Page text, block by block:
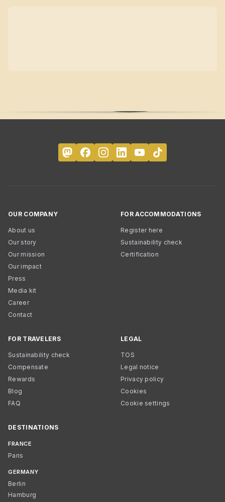
OUR COMPANY
About us
Our story
Our mission
Our impact
Press
Media kit
Career
Contact
FOR ACCOMMODATIONS
Register here
Sustainability check
Certification
FOR TRAVELERS
Sustainability check
Compensate
Rewards
Blog
FAQ
LEGAL
TOS
Legal notice
Privacy policy
Cookies
Cookie settings
DESTINATIONS
FRANCE
Paris
GERMANY
Berlin
Hamburg